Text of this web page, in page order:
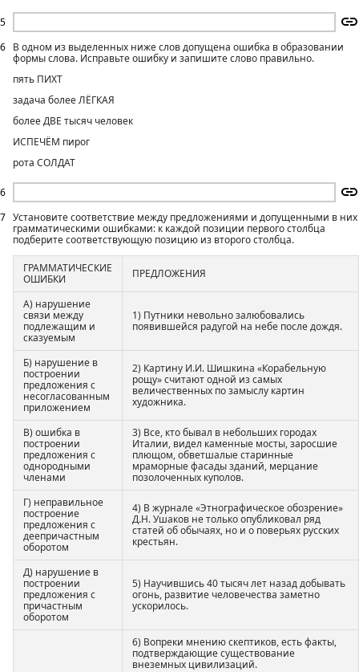
5
6
6
В одном из выделенных ниже слов допущена ошибка в образовании
формы слова. Исправьте ошибку и запишите слово правильно.
пять ПИХТ
задача более ЛЁГКАЯ
более ДВЕ тысяч человек
ИСПЕЧЁМ пирог
рота СОЛДАТ
7 Установите соответствие между предложениями и допущенными в них
грамматическими ошибками: к каждой позиции первого столбца
подберите соответствующую позицию из второго столбца.
ГРАММАТИЧЕСКИЕ
ОШИБКИ
ПРЕДЛОЖЕНИЯ
А) нарушение
связи между
подлежащим и
сказуемым
1) Путники невольно залюбовались
появившейся радугой на небе после дождя.
Б) нарушение в
построении
предложения с
несогласованным
приложением
2) Картину И.И. Шишкина «Корабельную
рощу» считают одной из самых
величественных по замыслу картин
художника.
В) ошибка в
построении
предложения с
однородными
членами
3) Все, кто бывал в небольших городах
Италии, видел каменные мосты, заросшие
плющом, обветшалые старинные
мраморные фасады зданий, мерцание
позолоченных куполов.
Г) неправильное
построение
предложения с
деепричастным
оборотом
4) В журнале «Этнографическое обозрение»
Д.Н. Ушаков не только опубликовал ряд
статей об обычаях, но и о поверьях русских
крестьян.
Д) нарушение в
построении
предложения с
причастным
оборотом
5) Научившись 40 тысяч лет назад добывать
огонь, развитие человечества заметно
ускорилось.
6) Вопреки мнению скептиков, есть факты,
подтверждающие существование
внеземных цивилизаций.